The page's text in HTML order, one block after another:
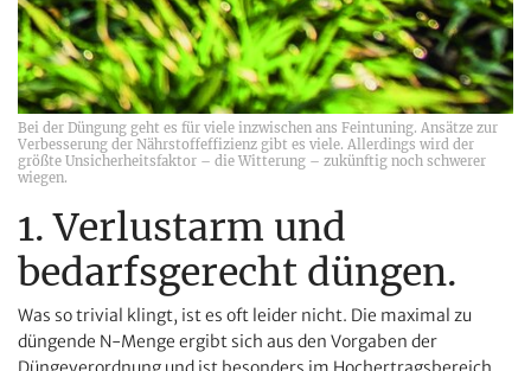
Bei der Düngung geht es für viele inzwischen ans Feintuning. Ansätze zur
Verbesserung der Nährstoffeffizienz gibt es viele. Allerdings wird der
größte Unsicherheitsfaktor – die Witterung – zukünftig noch schwerer
wiegen.
1. Verlustarm und
bedarfsgerecht düngen.
Was so trivial klingt, ist es oft leider nicht. Die maximal zu
düngende N-Menge ergibt sich aus den Vorgaben der